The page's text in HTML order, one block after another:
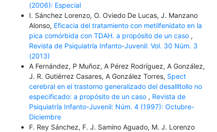
(2006): Especial
I. Sánchez Lorenzo, O. Oviedo De Lucas, J. Manzano
Alonso, Eficacia del tratamiento con metilfenidato en la
pica comórbida con TDAH. a propósito de un caso ,
Revista de Psiquiatría Infanto-Juvenil: Vol. 30 Núm. 3
(2013)
A Fernández, P Muñoz, A Pérez Rodríguez, A González,
J. R. Gutiérrez Casares, A González Torres, Spect
cerebral en el trastorno generalizado del desallltollo no
especificado: a propósito de un caso , Revista de
Psiquiatría Infanto-Juvenil: Núm. 4 (1997): Octubre-
Diciembre
F. Rey Sánchez, F. J. Samino Aguado, M. J. Lorenzo